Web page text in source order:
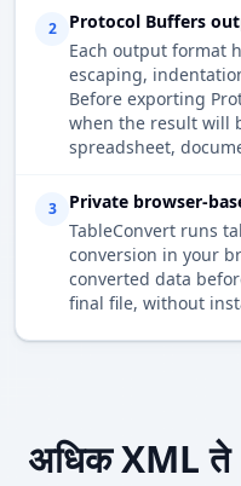
2
Protocol Buffers
Each output format
escaping,
Before exporting
when the result will
spreadsheet,
3
Private browser-
TableConvert runs
conversion in your
converted data
final file, without
अधिक XML ते